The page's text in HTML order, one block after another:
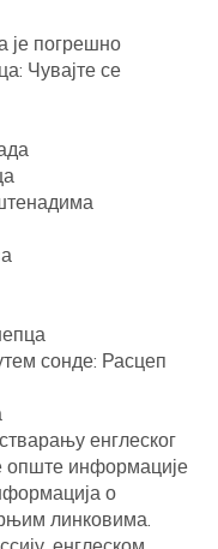
је погрешно
Чувајте се
сонде: Расцеп
енглеског
опште информације
о
линковима.